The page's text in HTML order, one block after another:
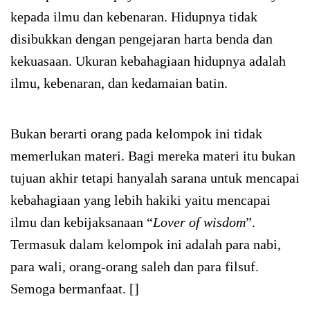
kepada ilmu dan kebenaran. Hidupnya tidak
disibukkan dengan pengejaran harta benda dan
kekuasaan. Ukuran kebahagiaan hidupnya adalah
ilmu, kebenaran, dan kedamaian batin.
Bukan berarti orang pada kelompok ini tidak
memerlukan materi. Bagi mereka materi itu bukan
tujuan akhir tetapi hanyalah sarana untuk mencapai
kebahagiaan yang lebih hakiki yaitu mencapai
ilmu dan kebijaksanaan “Lover of wisdom”.
Termasuk dalam kelompok ini adalah para nabi,
para wali, orang-orang saleh dan para filsuf.
Semoga bermanfaat. []